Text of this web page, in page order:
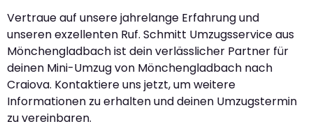
Vertraue auf unsere jahrelange Erfahrung und
unseren exzellenten Ruf. Schmitt Umzugsservice aus
Mönchengladbach ist dein verlässlicher Partner für
deinen Mini-Umzug von Mönchengladbach nach
Craiova. Kontaktiere uns jetzt, um weitere
Informationen zu erhalten und deinen Umzugstermin
zu vereinbaren.